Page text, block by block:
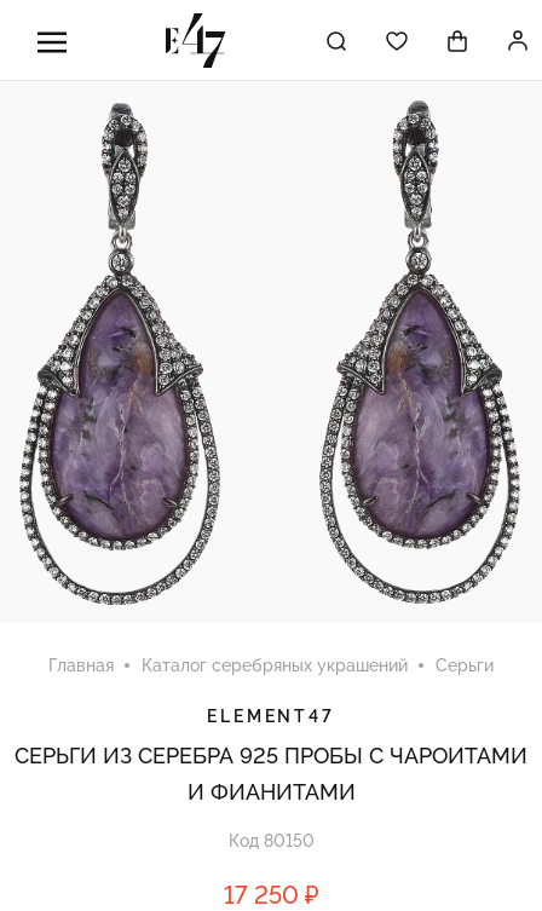
Главная Каталог серебряных украшений Серьги
ELEMENT47
СЕРЬГИ ИЗ СЕРЕБРА 925 ПРОБЫ С ЧАРОИТАМИ
И ФИАНИТАМИ
Код 80150
17 250 ₽